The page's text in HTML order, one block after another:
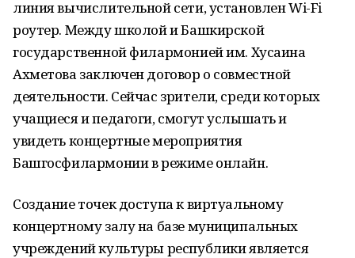
линия вычислительной сети, установлен Wi-Fi
роутер. Между школой и Башкирской
государственной филармонией им. Хусаина
Ахметова заключен договор о совместной
деятельности. Сейчас зрители, среди которых
учащиеся и педагоги, смогут услышать и
увидеть концертные мероприятия
Башгосфилармонии в режиме онлайн.
Создание точек доступа к виртуальному
концертному залу на базе муниципальных
учреждений культуры республики является